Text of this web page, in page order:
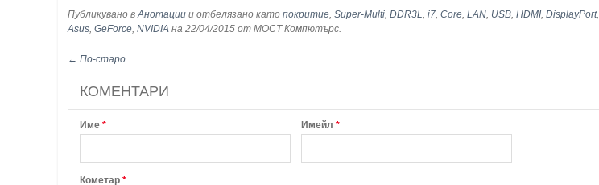
Публикувано вАнотации и отбелязано като покритие, Super-Multi, DDR3L, i7, Core, LAN, USB, HDMI, DisplayPort,
Asus, GeForce, NVIDIA на 22/04/2015 от МОСТ Компютърс.
← По-старо
КОМЕНТАРИ
Име * Имейл *
Кометар *